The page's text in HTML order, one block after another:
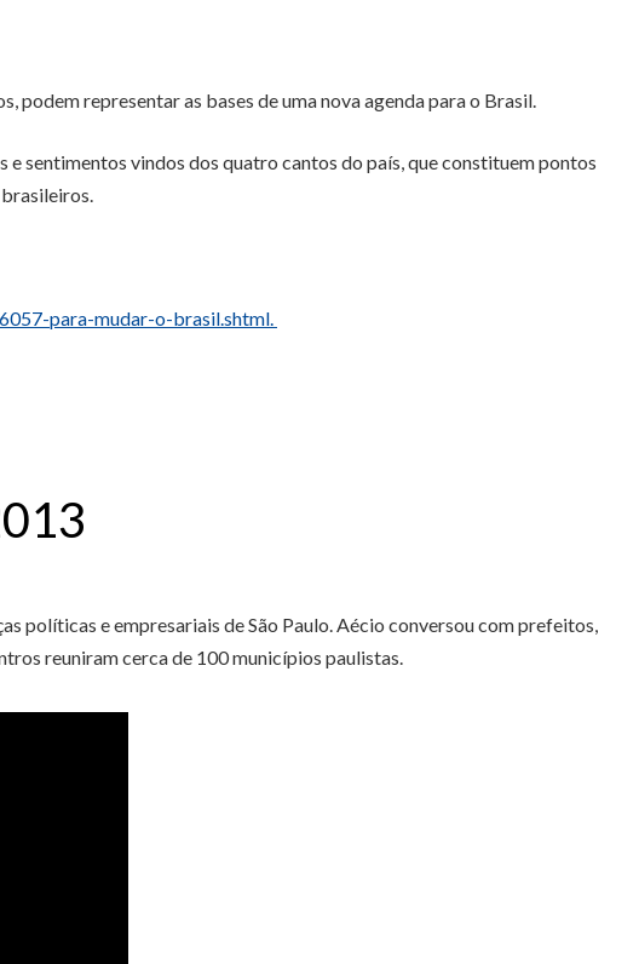
podem representar as bases de uma nova agenda para o Brasil.
sentimentos vindos dos quatro cantos do país, que constituem pontos
para-mudar-o-brasil.shtml.
políticas e empresariais de São Paulo. Aécio conversou com prefeitos,
reuniram cerca de 100 municípios paulistas.